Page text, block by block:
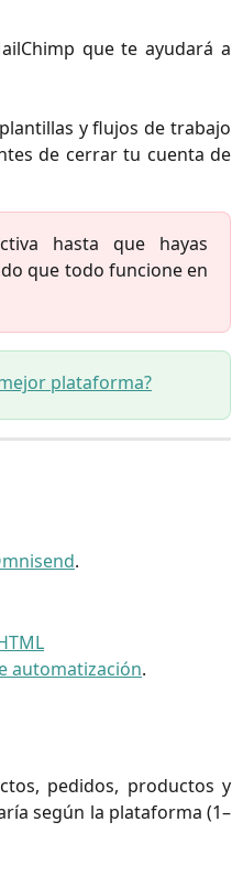
que te ayudará a
y flujos de trabajo
de cerrar tu cuenta de
hasta que hayas
que todo funcione en
plataforma?
.
automatización.
pedidos, productos y
según la plataforma (1–